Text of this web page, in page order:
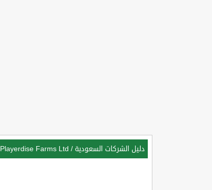
دليل الشركات السعودية /
Playerdise Farms Ltd